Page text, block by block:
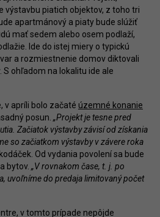
výstavbu piatich objektov, z toho tri
apartmánový a piaty bude slúžiť
mať sedem alebo osem podlaží,
Ide do istej miery o typickú
a rozmiestnenie domov diktovali
ohľadom na lokalitu ide ale
v apríli bolo začaté územné konanie
posun. „Projekt je tesne pred
Začiatok výstavby závisí od získania
so začiatkom výstavby v závere roka
Od vydania povolení sa bude
bytov. „V rovnakom čase, t. j. po
uvoľníme do predaja limitovaný počet
v tomto prípade nepôjde